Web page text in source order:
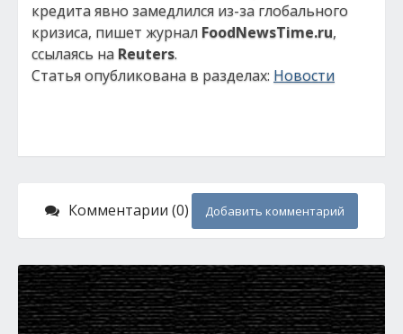
кредита явно замедлился из-за глобального
кризиса, пишет журнал FoodNewsTime.ru,
ссылаясь на Reuters.
Статья опубликована в разделах: Новости
Комментарии (0) Добавить комментарий